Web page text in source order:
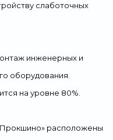
слаботочных
инженерных и
оборудования.
на уровне 80%.
расположены